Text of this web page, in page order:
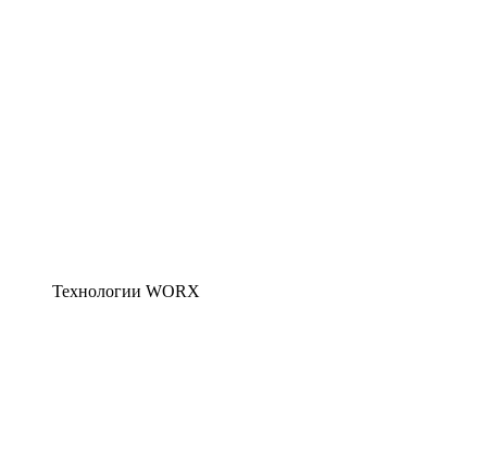
Технологии WORX